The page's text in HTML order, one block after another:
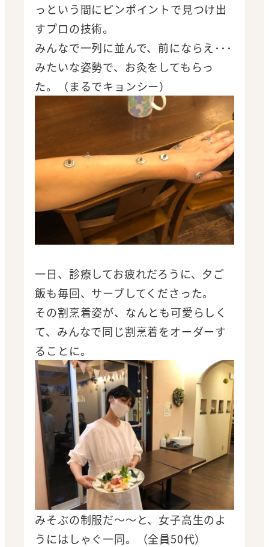
っという間にピンポイントで見つけ出
すプロの技術。
みんなで一列に並んで、前にならえ･･･
みたいな姿勢で、お灸をしてもらっ
た。（まるでキョンシー）
一日、診療してお疲れだろうに、夕ご
飯も毎回、サーブしてくださった。
その割烹着姿が、なんとも可愛らしく
て、みんなで同じ割烹着をオーダーす
ることに。
みそぶの制服だ～～と、女子高生のよ
うにはしゃぐ一同。（全員50代）